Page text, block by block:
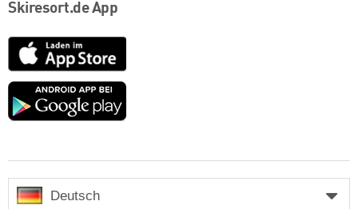
Skiresort.de App
App
Store
Google
Deutsch